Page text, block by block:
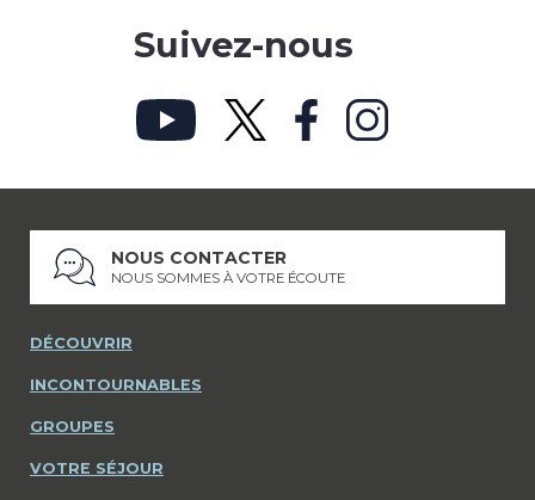
Suivez-nous
NOUS CONTACTER
NOUS SOMMES À VOTRE ÉCOUTE
DÉCOUVRIR
INCONTOURNABLES
GROUPES
VOTRE SÉJOUR